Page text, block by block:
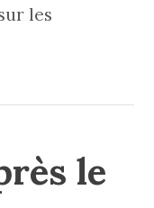
les
le